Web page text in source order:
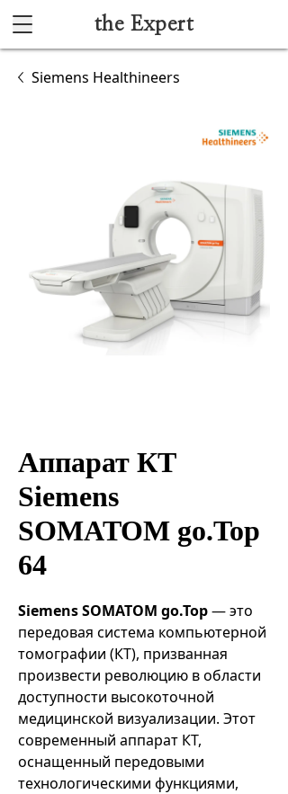
the Expert
Анестезиология и реанимация
Гибкая эндоскопия
Лучевая диагностика
Ультразвуковая диагностика
Офтальмологическое оборудование
Siemens Healthineers
Аппарат КТ
Siemens
SOMATOM go.Top
64
Siemens SOMATOM go.Top— это
передовая система компьютерной
томографии (КТ), призванная
произвести революцию в области
доступности высокоточной
медицинской визуализации. Этот
современный аппарат КТ,
оснащенный передовыми
технологическими функциями,